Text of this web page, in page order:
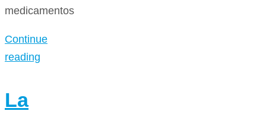
medicamentos
Continue
reading
La